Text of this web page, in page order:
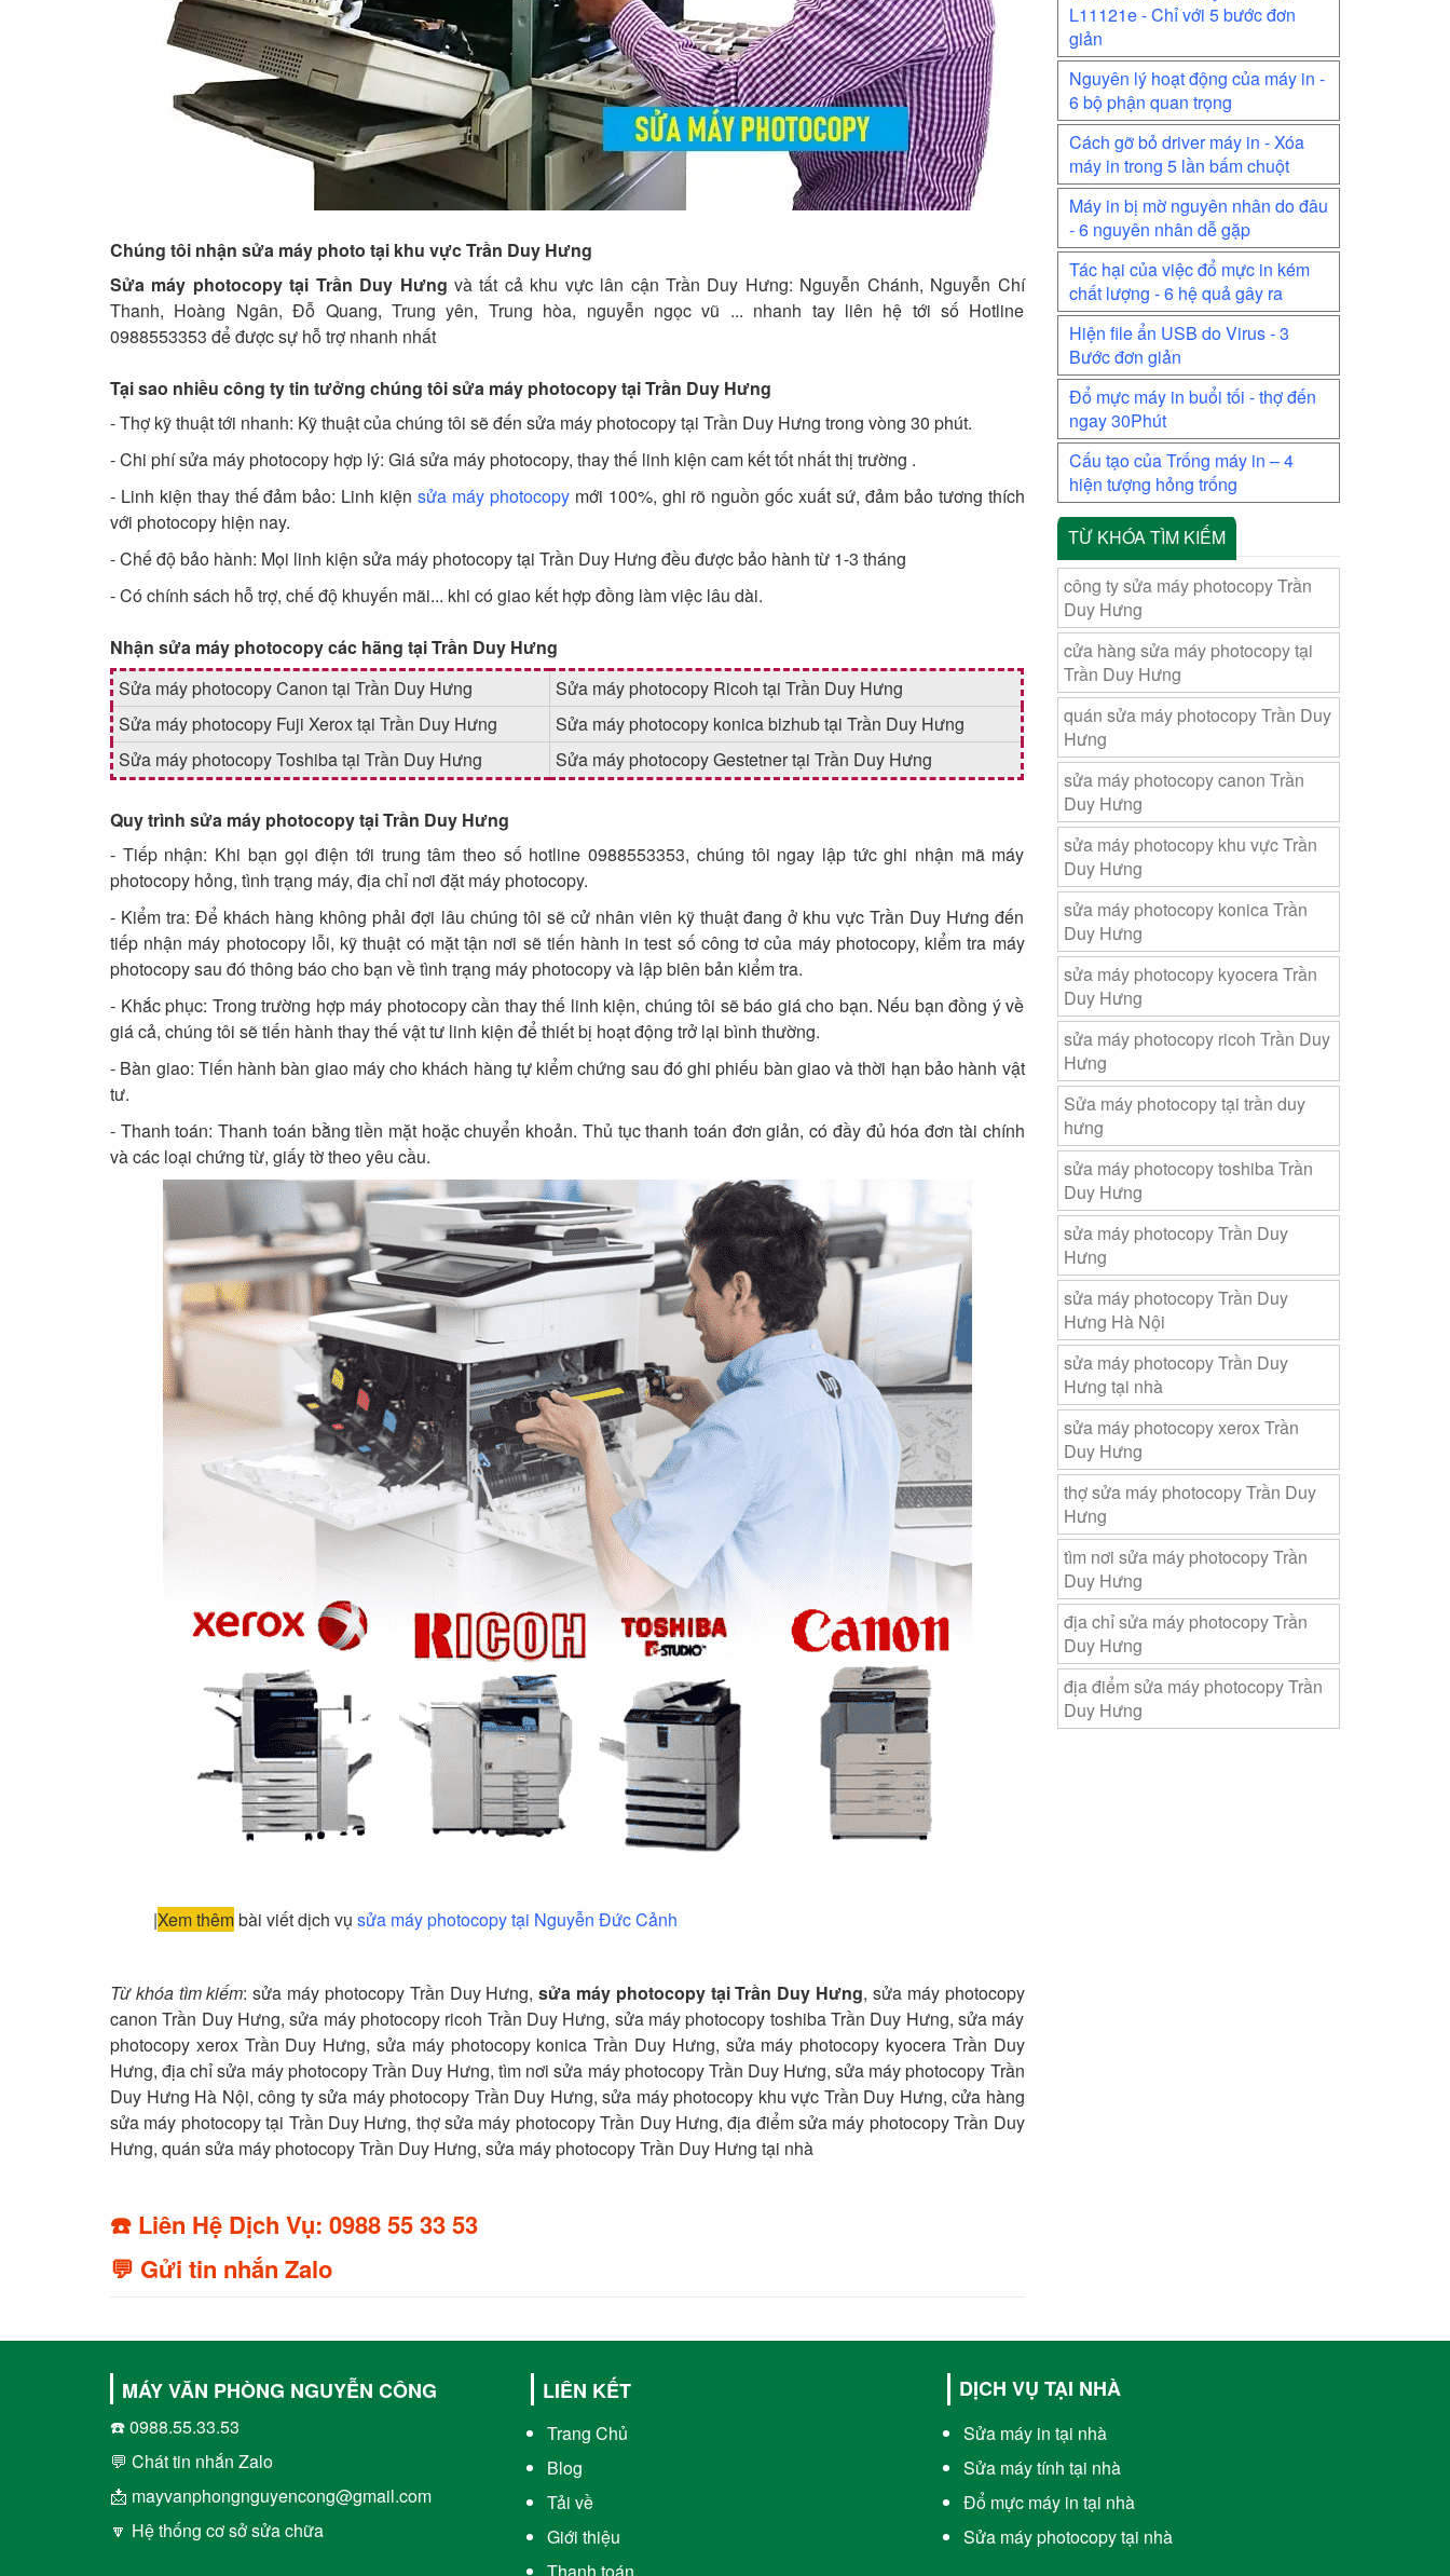
Chúng tôi nhận sửa máy photo tại khu vực Trần Duy Hưng
Sửa máy photocopy tại Trần Duy Hưng và tất cả khu vực lân cận Trần Duy Hưng: Nguyễn Chánh, Nguyễn Chí
Thanh, Hoàng Ngân, Đỗ Quang, Trung yên, Trung hòa, nguyễn ngọc vũ ... nhanh tay liên hệ tới số Hotline
0988553353 để được sự hỗ trợ nhanh nhất
Tại sao nhiều công ty tin tưởng chúng tôi sửa máy photocopy tại Trần Duy Hưng
- Thợ kỹ thuật tới nhanh: Kỹ thuật của chúng tôi sẽ đến sửa máy photocopy tại Trần Duy Hưng trong vòng 30 phút.
- Chi phí sửa máy photocopy hợp lý: Giá sửa máy photocopy, thay thế linh kiện cam kết tốt nhất thị trường .
- Linh kiện thay thế đảm bảo: Linh kiệnsửa máy photocopymới 100%, ghi rõ nguồn gốc xuất sứ, đảm bảo tương thích
với photocopy hiện nay.
- Chế độ bảo hành: Mọi linh kiện sửa máy photocopy tại Trần Duy Hưng đều được bảo hành từ 1-3 tháng
- Có chính sách hỗ trợ, chế độ khuyến mãi... khi có giao kết hợp đồng làm việc lâu dài.
Nhận sửa máy photocopy các hãng tại Trần Duy Hưng
Sửa máy photocopy Canon tại Trần Duy Hưng
Sửa máy photocopy Ricoh tại Trần Duy Hưng
Sửa máy photocopy Fuji Xerox tại Trần Duy Hưng
Sửa máy photocopy konica bizhub tại Trần Duy Hưng
Sửa máy photocopy Toshiba tại Trần Duy Hưng
Sửa máy photocopy Gestetner tại Trần Duy Hưng
Quy trình sửa máy photocopy tại Trần Duy Hưng
- Tiếp nhận: Khi bạn gọi điện tới trung tâm theo số hotline 0988553353, chúng tôi ngay lập tức ghi nhận mã máy
photocopy hỏng, tình trạng máy, địa chỉ nơi đặt máy photocopy.
- Kiểm tra: Để khách hàng không phải đợi lâu chúng tôi sẽ cử nhân viên kỹ thuật đang ở khu vực Trần Duy Hưng đến
tiếp nhận máy photocopy lỗi, kỹ thuật có mặt tận nơi sẽ tiến hành in test số công tơ của máy photocopy, kiểm tra máy
photocopy sau đó thông báo cho bạn về tình trạng máy photocopy và lập biên bản kiểm tra.
- Khắc phục: Trong trường hợp máy photocopy cần thay thế linh kiện, chúng tôi sẽ báo giá cho bạn. Nếu bạn đồng ý về
giá cả, chúng tôi sẽ tiến hành thay thế vật tư linh kiện để thiết bị hoạt động trở lại bình thường.
- Bàn giao: Tiến hành bàn giao máy cho khách hàng tự kiểm chứng sau đó ghi phiếu bàn giao và thời hạn bảo hành vật
tư.
- Thanh toán: Thanh toán bằng tiền mặt hoặc chuyển khoản. Thủ tục thanh toán đơn giản, có đầy đủ hóa đơn tài chính
và các loại chứng từ, giấy tờ theo yêu cầu.
|Xem thêmbài viết dịch vụ sửa máy photocopy tại Nguyễn Đức Cảnh
Từ khóa tìm kiếm: sửa máy photocopy Trần Duy Hưng,sửa máy photocopy tại Trần Duy Hưng, sửa máy photocopy
canon Trần Duy Hưng, sửa máy photocopy ricoh Trần Duy Hưng, sửa máy photocopy toshiba Trần Duy Hưng, sửa máy
photocopy xerox Trần Duy Hưng, sửa máy photocopy konica Trần Duy Hưng, sửa máy photocopy kyocera Trần Duy
Hưng, địa chỉ sửa máy photocopy Trần Duy Hưng, tìm nơi sửa máy photocopy Trần Duy Hưng, sửa máy photocopy Trần
Duy Hưng Hà Nội, công ty sửa máy photocopy Trần Duy Hưng, sửa máy photocopy khu vực Trần Duy Hưng, cửa hàng
sửa máy photocopy tại Trần Duy Hưng, thợ sửa máy photocopy Trần Duy Hưng, địa điểm sửa máy photocopy Trần Duy
Hưng, quán sửa máy photocopy Trần Duy Hưng, sửa máy photocopy Trần Duy Hưng tại nhà
☎️ Liên Hệ Dịch Vụ: 0988 55 33 53
💬 Gửi tin nhắn Zalo
L11121e - Chỉ với 5 bước đơn
giản
Nguyên lý hoạt động của máy in -
6 bộ phận quan trọng
Cách gỡ bỏ driver máy in - Xóa
máy in trong 5 lần bấm chuột
Máy in bị mờ nguyên nhân do đâu
- 6 nguyên nhân dễ gặp
Tác hại của việc đổ mực in kém
chất lượng - 6 hệ quả gây ra
Hiện file ẩn USB do Virus - 3
Bước đơn giản
Đổ mực máy in buổi tối - thợ đến
ngay 30Phút
Cấu tạo của Trống máy in – 4
hiện tượng hỏng trống
TỪ KHÓA TÌM KIẾM
công ty sửa máy photocopy Trần
Duy Hưng
cửa hàng sửa máy photocopy tại
Trần Duy Hưng
quán sửa máy photocopy Trần Duy
Hưng
sửa máy photocopy canon Trần
Duy Hưng
sửa máy photocopy khu vực Trần
Duy Hưng
sửa máy photocopy konica Trần
Duy Hưng
sửa máy photocopy kyocera Trần
Duy Hưng
sửa máy photocopy ricoh Trần Duy
Hưng
Sửa máy photocopy tại trần duy
hưng
sửa máy photocopy toshiba Trần
Duy Hưng
sửa máy photocopy Trần Duy
Hưng
sửa máy photocopy Trần Duy
Hưng Hà Nội
sửa máy photocopy Trần Duy
Hưng tại nhà
sửa máy photocopy xerox Trần
Duy Hưng
thợ sửa máy photocopy Trần Duy
Hưng
tìm nơi sửa máy photocopy Trần
Duy Hưng
địa chỉ sửa máy photocopy Trần
Duy Hưng
địa điểm sửa máy photocopy Trần
Duy Hưng
MÁY VĂN PHÒNG NGUYỄN CÔNG
☎️ 0988.55.33.53
💬 Chát tin nhắn Zalo
📩 mayvanphongnguyencong@gmail.com
🔽 Hệ thống cơ sở sửa chữa
LIÊN KẾT
Trang Chủ
Blog
Tải về
Giới thiệu
DỊCH VỤ TẠI NHÀ
Sửa máy in tại nhà
Sửa máy tính tại nhà
Đổ mực máy in tại nhà
Sửa máy photocopy tại nhà